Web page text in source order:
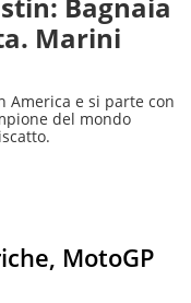
Marini
America e si parte con
del mondo
MotoGP